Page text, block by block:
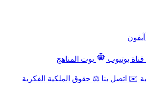
قناة يوتيوب
بوت المناهج
✉️ اتصل بنا ⚖️ حقوق الملكية الفكرية